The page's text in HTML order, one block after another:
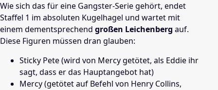
Wie sich das für eine Gangster-Serie gehört, endet
Staffel 1 im absoluten Kugelhagel und wartet mit
einem dementsprechend großen Leichenberg auf.
Diese Figuren müssen dran glauben:
Sticky Pete (wird von Mercy getötet, als Eddie ihr
sagt, dass er das Hauptangebot hat)
Mercy (getötet auf Befehl von Henry Collins,